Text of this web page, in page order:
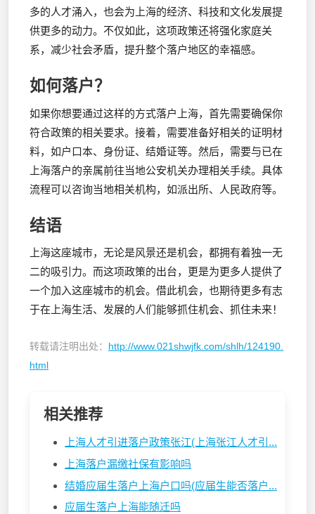
多的人才涌入，也会为上海的经济、科技和文化发展提
供更多的动力。不仅如此，这项政策还将强化家庭关
系，减少社会矛盾，提升整个落户地区的幸福感。
如何落户？
如果你想要通过这样的方式落户上海，首先需要确保你
符合政策的相关要求。接着，需要准备好相关的证明材
料，如户口本、身份证、结婚证等。然后，需要与已在
上海落户的亲属前往当地公安机关办理相关手续。具体
流程可以咨询当地相关机构，如派出所、人民政府等。
结语
上海这座城市，无论是风景还是机会，都拥有着独一无
二的吸引力。而这项政策的出台，更是为更多人提供了
一个加入这座城市的机会。借此机会，也期待更多有志
于在上海生活、发展的人们能够抓住机会、抓住未来！
转载请注明出处： http://www.021shwjfk.com/shlh/124190.
html
相关推荐
上海人才引进落户政策张江(上海张江人才引...
上海落户漏缴社保有影响吗
结婚应届生落户上海户口吗(应届生能否落户...
应届生落户上海能随迁吗